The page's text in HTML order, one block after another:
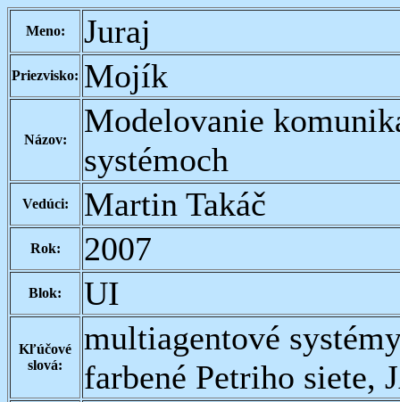
Meno: Juraj
Priezvisko: Mojík
Názov:
Modelovanie
systémoch
Vedúci: Martin Takáč
Rok: 2007
Blok: UI
Kľúčové
slová:
multiagentové
farbené Petriho siete,